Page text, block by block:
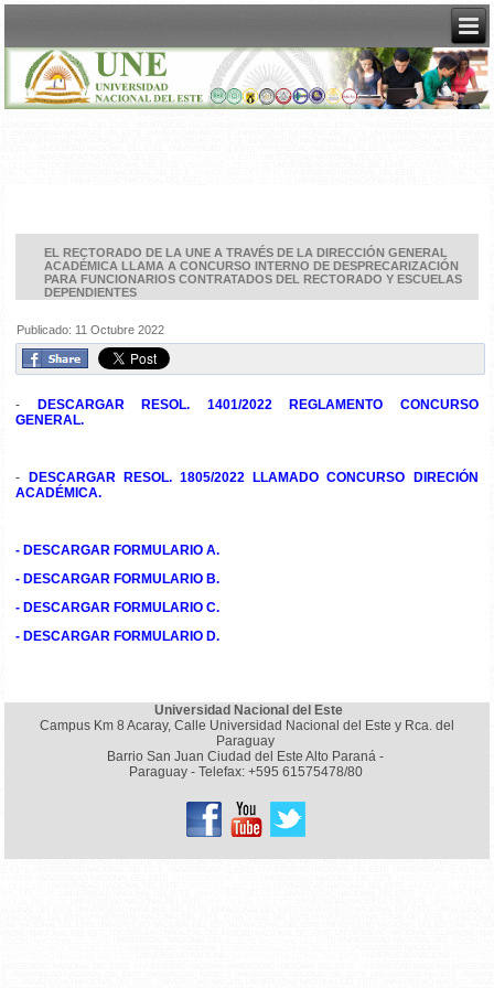
EL RECTORADO DE LA UNE A TRAVÉS DE LA DIRECCIÓN GENERAL
ACADÉMICA LLAMA A CONCURSO INTERNO DE DESPRECARIZACIÓN
PARA FUNCIONARIOS CONTRATADOS DEL RECTORADO Y ESCUELAS
DEPENDIENTES
Publicado: 11 Octubre 2022
-
DESCARGAR RESOL. 1401/2022 REGLAMENTO CONCURSO
GENERAL.
-
DESCARGAR RESOL. 1805/2022 LLAMADO CONCURSO DIRECIÓN
ACADÉMICA.
- DESCARGAR FORMULARIO A.
- DESCARGAR FORMULARIO B.
- DESCARGAR FORMULARIO C.
- DESCARGAR FORMULARIO D.
Universidad Nacional del Este
Campus Km 8 Acaray, Calle Universidad Nacional del Este y Rca. del
Paraguay
Barrio San Juan Ciudad del Este Alto Paraná -
Paraguay - Telefax: +595 61575478/80